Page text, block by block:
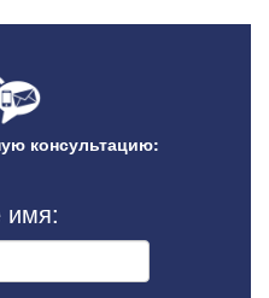
консультацию: